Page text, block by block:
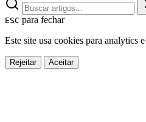
ESC para fechar
Este site usa cookies para analytics
Rejeitar Aceitar